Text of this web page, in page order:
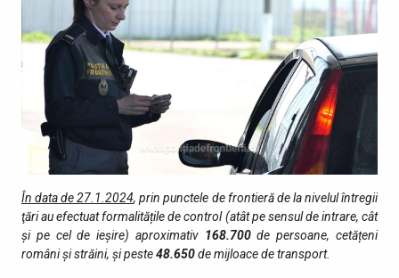
În data de 27.1.2024, prin punctele de fro­ntieră de la nivelul întregii
ţări au efectuat formalitățile de control (atât pe sensul de intrare, cât
şi pe cel de ieşire) aproximativ 168.700de persoane, cetățeni
români și străini, şi peste48.650de mijloace de transport.